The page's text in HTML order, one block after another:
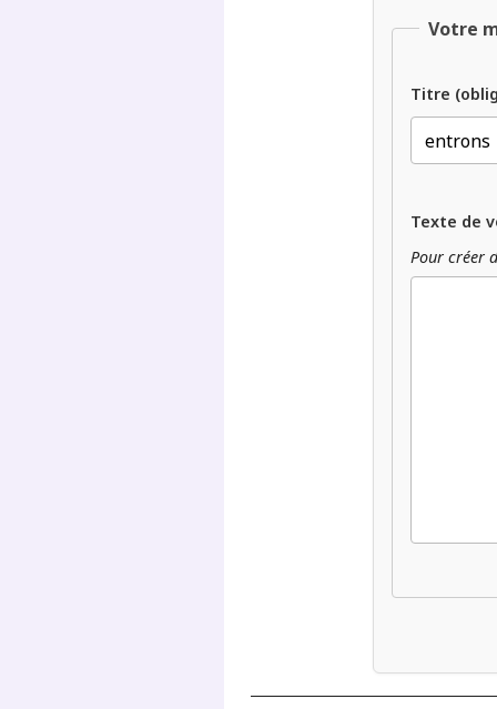
Votre
Titre
Texte de
Pour créer